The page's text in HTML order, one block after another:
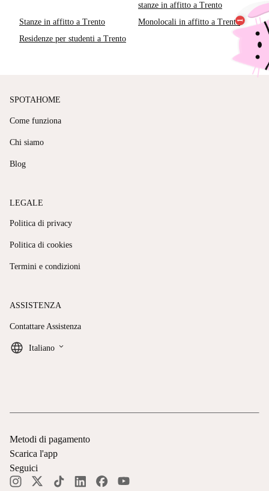
stanze in affitto a Trento
Stanze in affitto a Trento
Monolocali in affitto a Trento
Residenze per studenti a Trento
SPOTAHOME
Come funziona
Chi siamo
Blog
LEGALE
Politica di privacy
Politica di cookies
Termini e condizioni
ASSISTENZA
Contattare Assistenza
Italiano keyboard_arrow_down
Metodi di pagamento
Scarica l'app
Seguici